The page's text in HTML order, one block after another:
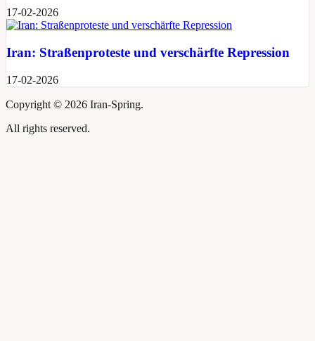
17-02-2026
Iran: Straßenproteste und verschärfte Repression
17-02-2026
Copyright © 2026 Iran-Spring.
All rights reserved.